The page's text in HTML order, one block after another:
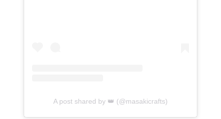
A post shared by 👑 (@masakicrafts)